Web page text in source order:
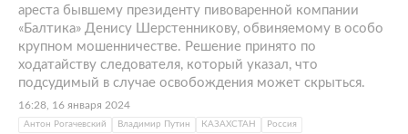
ареста бывшему президенту пивоваренной компании
«Балтика» Денису Шерстенникову, обвиняемому в особо
крупном мошенничестве. Решение принято по
ходатайству следователя, который указал, что
подсудимый в случае освобождения может скрыться.
16:28, 16 января 2024
Антон Рогачевский Владимир Путин КАЗАХСТАН Россия